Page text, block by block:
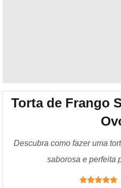
Torta de Frango
Descubra como fazer uma
saborosa e perfeita